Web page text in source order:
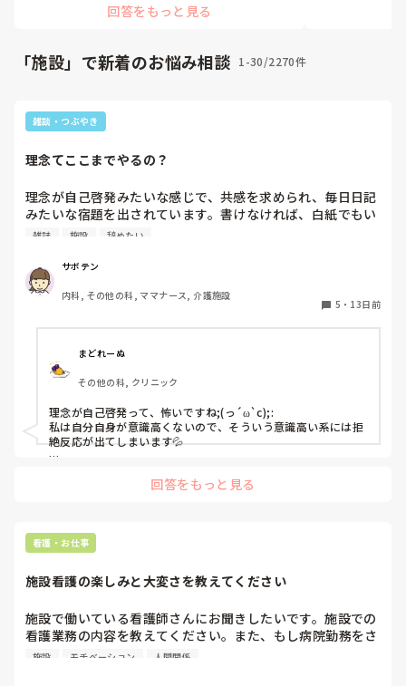
いいやと思いながら仕事しちゃってます😅看
の他の雑用なども必要最低限しかしてないで
す。
ラストのがいいくらい。
ます！
回答をもっと見る
で…。
「施設」で新着のお悩み相談 1-30/2270件
雑談・つぶやき
理念てここまでやるの？
理念が自己啓発みたいな感じで、共感を求められ、毎日日記
みたいな宿題を出されています。書けなければ、白紙でもい
いみたいですが、書けばお給料加算するみたいです。他にも
れに対する月一のディスカッション。
すごく嫌て負担です。仕事も沢山覚えないといけないのに。
もう辞めたい。
今度、理念についての面談があります。
雑誌 施設 辞めたい
サボテン
内科, その他の科, ママナース, 介護施設
5 ・ 13日前
まどれーぬ
その他の科, クリニック
理念が自己啓発って、怖いですね;(っ´ω`c);:
私は自分自身が意識高くないので、そういう意識高い系には拒
絶反応が出てしまいます💦
った時点で早々に逃げる（辞める）と思います💦
回答をもっと見る
看護・お仕事
施設看護の楽しみと大変さを教えてください
施設で働いている看護師さんにお聞きしたいです。施設での
看護業務の内容を教えてください。また、もし病院勤務をさ
れたことがあるなら、病院と比べて、大変なこと、逆に楽し
施設 モチベーション 人間関係